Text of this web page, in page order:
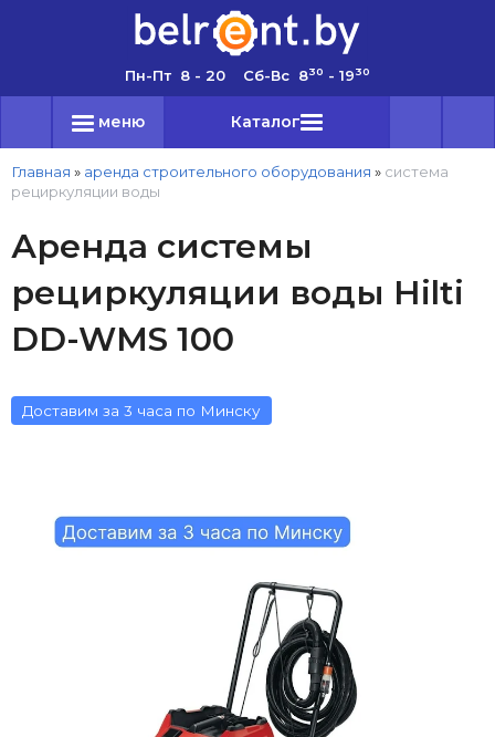
Пн-Пт 8 - 20 Сб-Вс 830 - 1930
меню Каталог
Главная » аренда строительного оборудования » система
рециркуляции воды
Аренда системы
рециркуляции воды Hilti
DD-WMS 100
Доставим за 3 часа по Минску